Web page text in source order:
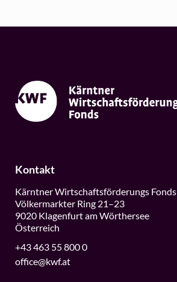
Kontakt
Kärntner Wirtschaftsförderungs Fonds
Völkermarkter Ring 21–23
9020 Klagenfurt am Wörthersee
Österreich
+43 463 55 800 0
office@kwf.at